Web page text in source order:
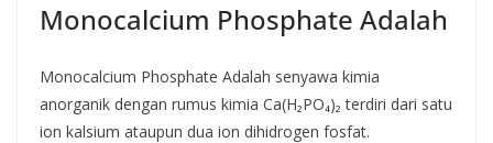
Monocalcium Phosphate Adalah
Monocalcium Phosphate Adalah senyawa kimia
anorganik dengan rumus kimia Ca(H₂PO₄)₂ terdiri dari satu
ion kalsium ataupun dua ion dihidrogen fosfat.